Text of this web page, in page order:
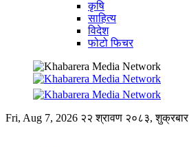
कृषि
साहित्य
विदेश
फोटो फिचर
Fri, Aug 7, 2026 २२ श्रावण २०८३, शुक्रबार